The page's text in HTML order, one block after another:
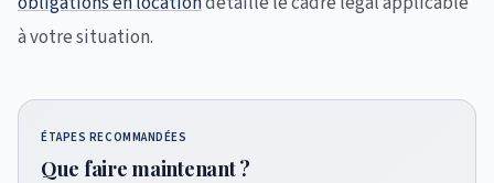
à votre situation.
ÉTAPES RECOMMANDÉES
Que faire maintenant ?